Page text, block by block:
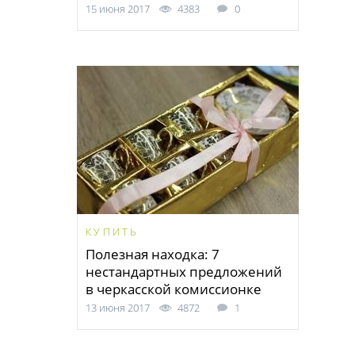
15 июня 2017 4383 0
КУПИТЬ
Полезная находка: 7
нестандартных предложений
в черкасской комиссионке
13 июня 2017 4872 1